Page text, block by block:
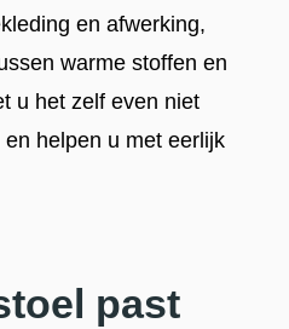
en afwerking,
warme stoffen en
u het zelf even niet
helpen u met eerlijk
past